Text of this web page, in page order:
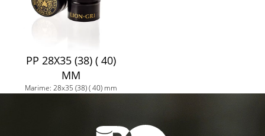
PP 28X35 (38) ( 40)
MM
Marime: 28x35 (38) ( 40) mm